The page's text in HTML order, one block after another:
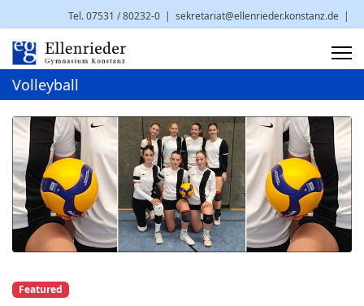
Tel. 07531 / 80232-0 | sekretariat@ellenrieder.konstanz.de |
Brauneggerstr. 29 | 78462 Konstanz
Volleyball
Featured